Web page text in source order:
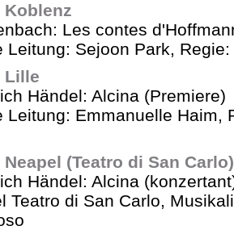
Koblenz
Les contes
Leitung: Sejoon Park,
Lille
Händel: Alcina (Premiere)
Leitung: Emmanuelle Haim,
Neapel (Teatro di San Carlo)
Händel: Alcina
Teatro di San Carlo,